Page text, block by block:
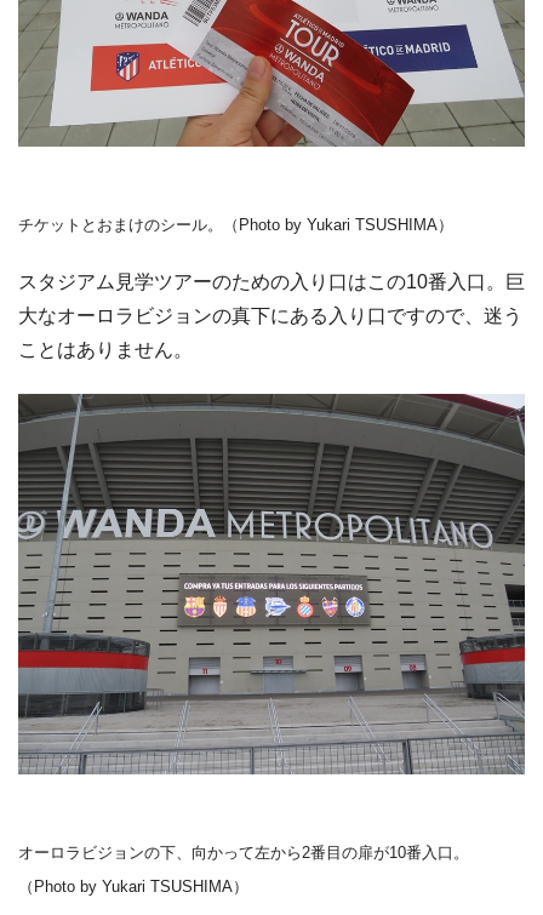
チケットとおまけのシール。（Photo by Yukari TSUSHIMA）
スタジアム見学ツアーのための入り口はこの10番入口。巨
大なオーロラビジョンの真下にある入り口ですので、迷う
ことはありません。
オーロラビジョンの下、向かって左から2番目の扉が10番入口。
（Photo by Yukari TSUSHIMA）